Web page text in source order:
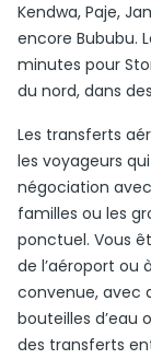
Kendwa, Paje,
encore Bububu.
minutes pour
du nord, dans
Les transferts
les voyageurs
négociation avec
familles ou les
ponctuel. Vous
de l’aéroport ou
convenue, avec
bouteilles d’eau
des transferts